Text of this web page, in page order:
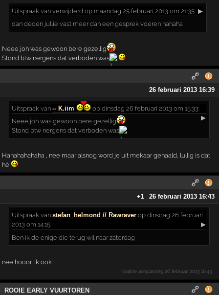
Uitspraak van verwijderd op maandag 25 februari 2013 om 21:35: ▶
dan deden jullie vast meer dan een gesprek voeren hahaha
Neee joh was gewoon bere gezellig
Stond btw nergens dat verboden was
26 februari 2013 16:39
Uitspraak van-- K.iim
op dinsdag 26 februari 2013 om 15:33:
▶
Neee joh was gewoon bere gezellig
Stond btw nergens dat verboden was
Hahahahahaha , nee maar alsnog word je uit mekaar gehaald, lullig is dat
hé
+1 26 februari 2013 16:43
Uitspraak vanstefan_helmond // Rawraver op dinsdag 26 februari
2013 om 14:15:
▶
Ben ik de enige die terug wil naar zaterdag
nee hooor, ik ook !
laatste aanpassing 26 februari 2013 16:43
ROOIE EARLY VUURTOREN